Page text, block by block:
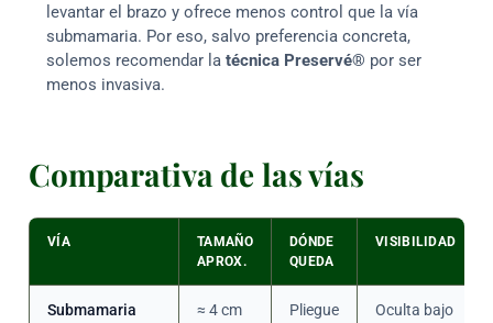
levantar el brazo y ofrece menos control que la vía
submamaria. Por eso, salvo preferencia concreta,
solemos recomendar la técnica Preservé® por ser
menos invasiva.
Comparativa de las vías
VÍA
TAMAÑO
APROX.
DÓNDE
QUEDA
VISIBILIDAD
Submamaria ≈ 4 cm
Pliegue
Oculta bajo